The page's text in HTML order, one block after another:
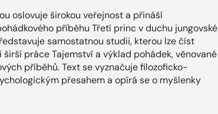
oslovuje širokou veřejnost a přináší
příběhu Třetí princ v duchu jungovské
samostatnou studii, kterou lze číst
širší práce Tajemství a výklad pohádek, věnované
příběhů. Text se vyznačuje filozoficko-
přesahem a opírá se o myšlenky